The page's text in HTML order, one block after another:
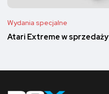
Wydania specjalne
Atari Extreme w sprzedaży